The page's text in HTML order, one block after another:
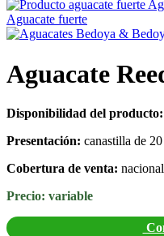
Aguacate fuerte
Aguacate
Disponibilidad del producto:
Presentación: canastilla de
Cobertura de venta:
Precio: variable